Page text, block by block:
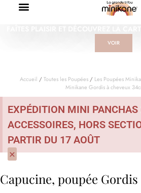
VOIR
Accueil /Toutes les Poupées / Les Poupées
Minikane Gordis à cheveux
EXPÉDITION MINI PANCHAS
ACCESSOIRES, HORS
PARTIR DU 17 AOÛT
×
Capucine, poupée Gordis